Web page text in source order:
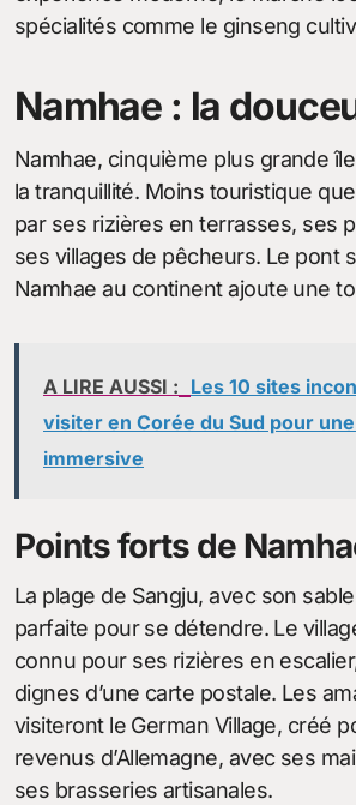
spécialités comme le ginseng
Namhae : la
Namhae, cinquième plus grande
la tranquillité. Moins touristique
par ses rizières en terrasses, ses
ses villages de pêcheurs. Le pont
Namhae au continent ajoute une
A LIRE AUSSI : Les 10 sites
visiter en Corée du Sud pour
immersive
Points forts de
La plage de Sangju, avec son
parfaite pour se détendre. Le
connu pour ses rizières en
dignes d’une carte postale. Les
visiteront le German Village, créé
revenus d’Allemagne, avec ses
ses brasseries artisanales.